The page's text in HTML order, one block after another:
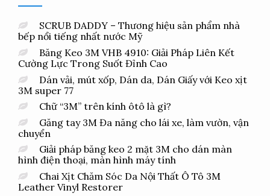
SCRUB DADDY – Thương hiệu sản phẩm nhà
bếp nổi tiếng nhất nước Mỹ
Băng Keo 3M VHB 4910: Giải Pháp Liên Kết
Cường Lực Trong Suốt Đỉnh Cao
Dán vải, mút xốp, Dán da, Dán Giấy với Keo xịt
3M super 77
Chữ “3M” trên kính ôtô là gì?
Găng tay 3M Đa năng cho lái xe, làm vườn, vận
chuyển
Giải pháp băng keo 2 mặt 3M cho dán màn
hình điện thoại, màn hình máy tính
Chai Xịt Chăm Sóc Da Nội Thất Ô Tô 3M
Leather Vinyl Restorer